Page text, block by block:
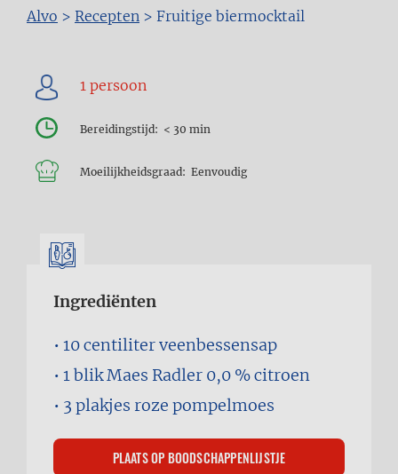
Kruimelpad
Alvo > Recepten > Fruitige biermocktail
Bereidingstijd < 30 min
Moeilijkheidsgraad Eenvoudig
Ingrediënten
10 centiliterveenbessensap
1 blikMaes Radler 0,0 % citroen
3 plakjes roze pompelmoes